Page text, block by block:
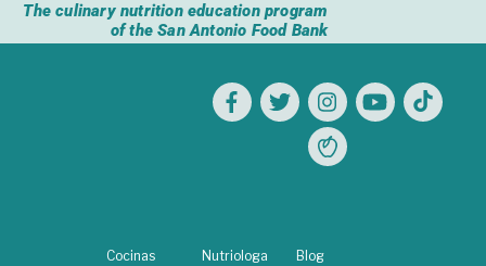
The culinary nutrition education program
of the San Antonio Food Bank
Cocinas
Nutriologa
Blog